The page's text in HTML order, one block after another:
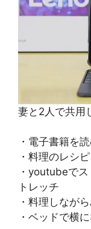
妻と2人で共用
・電子書籍を
・料理のレシ
・youtubeで
トレッチ
・料理しなが
・ベッドで横